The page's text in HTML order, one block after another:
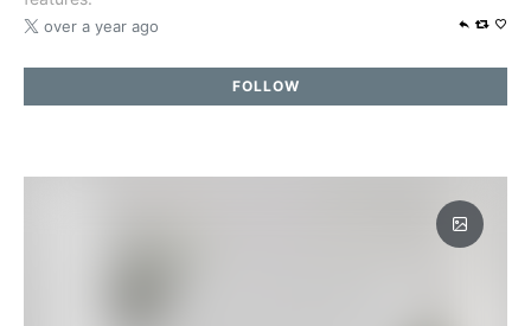
over a year ago
FOLLOW